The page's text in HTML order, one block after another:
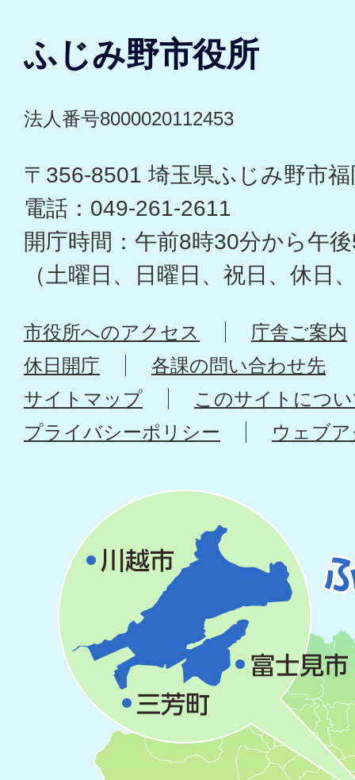
ふじみ野市役所
法人番号8000020112453
〒356-8501 埼玉県ふじみ野市
電話：049-261-2611
開庁時間：午前8時30分から午
（土曜日、日曜日、祝日、休日
市役所へのアクセス
庁舎ご案内
休日開庁
各課の問い合わせ先
サイトマップ
このサイトにつ
プライバシーポリシー
ウェブ